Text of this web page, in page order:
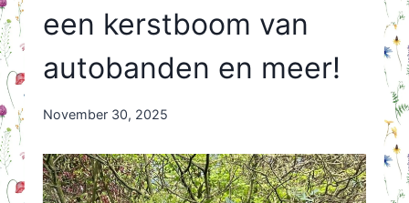
een kerstboom van
autobanden en meer!
By
Orriëns
November 30, 2025